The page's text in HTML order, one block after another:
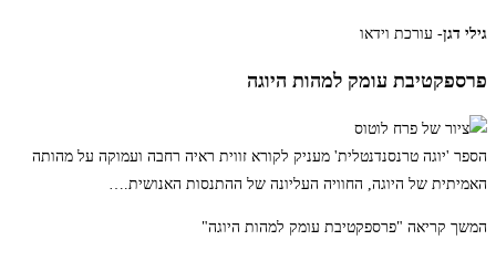
גילי דגן- עורכת וידאו
פרספקטיבת עומק למהות היוגה
הספר 'יוגה טרנסנדנטלית' מעניק לקורא זווית ראיה רחבה ועמוקה על מהותה
האמיתית של היוגה, החוויה העליונה של ההתנסות האנושית.…
המשך קריאה"פרספקטיבת עומק למהות היוגה"